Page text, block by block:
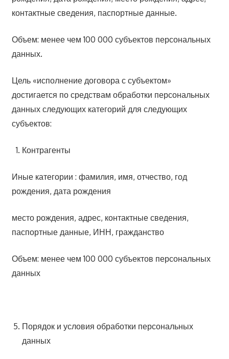
контактные сведения, паспортные данные.
Объем: менее чем 100 000 субъектов персональных
данных.
Цель «исполнение договора с субъектом»
достигается по средствам обработки персональных
данных следующих категорий для следующих
субъектов:
Контрагенты
Иные категории : фамилия, имя, отчество, год
рождения, дата рождения
место рождения, адрес, контактные сведения,
паспортные данные, ИНН, гражданство
Объем: менее чем 100 000 субъектов персональных
данных
Порядок и условия обработки персональных
данных